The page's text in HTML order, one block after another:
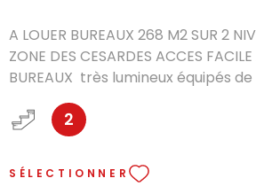
A LOUER BUREAUX 268 M2 SUR 2
ZONE DES CESARDES ACCES
BUREAUX très lumineux équipés
homme et femme a chaque niveau
stockage archives espace accueil
loyer annuel 43000€ ht + 4400 €
taxe foncière.
2
SÉLECTIONNER